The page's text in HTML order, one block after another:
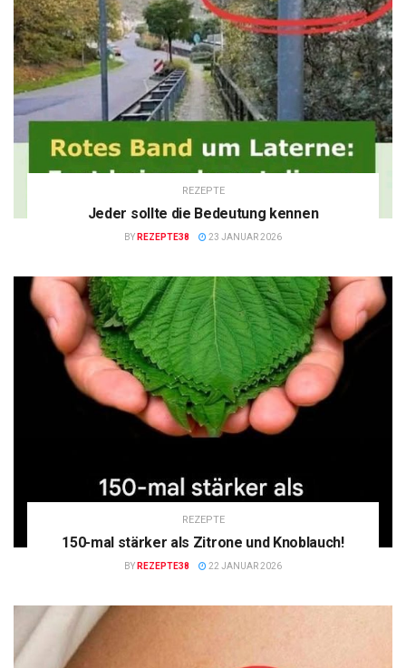
REZEPTE
Jeder sollte die Bedeutung kennen
BY REZEPTE38 23 JANUAR 2026
REZEPTE
150-mal stärker als Zitrone und Knoblauch!
BY REZEPTE38 22 JANUAR 2026